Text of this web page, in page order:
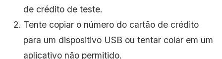
de crédito de teste.
Tente copiar o número do cartão de crédito
para um dispositivo USB ou tentar colar em um
aplicativo não permitido.